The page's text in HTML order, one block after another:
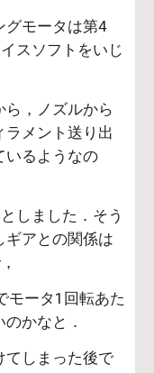
グモータは第4
スソフトをいじ
ら，ノズルから
ラメント送り出
いるようなの
しました．そう
ギアとの関係は
モータ1回転あた
かなと．
てしまった後で